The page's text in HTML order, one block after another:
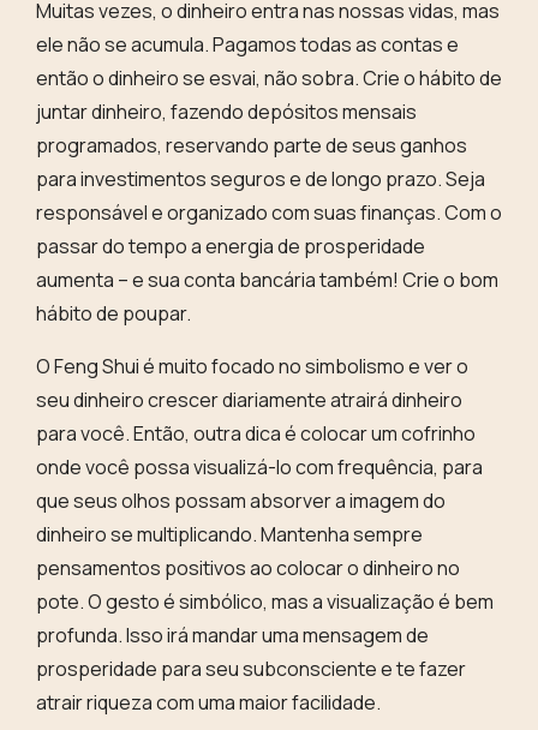
Muitas vezes, o dinheiro entra nas nossas vidas, mas
ele não se acumula. Pagamos todas as contas e
então o dinheiro se esvai, não sobra.Crie o hábito de
juntar dinheiro, fazendo depósitos mensais
programados, reservando parte de seus ganhos
para investimentos seguros e de longo prazo. Seja
responsável e organizado com suas finanças. Com o
passar do tempo a energia de prosperidade
aumenta – e sua conta bancária também! Crie o bom
hábito de poupar.
OFeng Shui é muito focado no simbolismo e ver o
seu dinheiro crescer diariamente atrairá dinheiro
para você. Então, outra dica é colocar um cofrinho
onde você possa visualizá-lo com frequência, para
que seus olhos possam absorver a imagem do
dinheiro se multiplicando. Mantenha sempre
pensamentos positivos ao colocar o dinheiro no
pote. O gesto é simbólico, mas a visualização é bem
profunda. Isso irá mandar uma mensagem de
prosperidade para seu subconsciente e te fazer
atrair riqueza com uma maior facilidade.